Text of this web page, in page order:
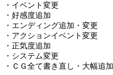
・イベント変更
・好感度追加
・エンディング追加・変更
・アクションイベント変更
・正気度追加
・システム変更
・ＣＧ全て書き直し・大幅追加